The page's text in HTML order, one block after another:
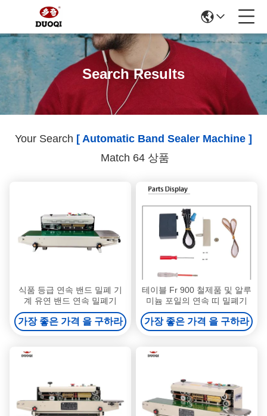
Search Results
Your Search [ Automatic Band Sealer Machine ]
Match 64 상품
식품 등급 연속 밴드 밀폐 기
계 유연 밴드 연속 밀폐기
가장 좋은 가격 을 구하라
테이블 Fr 900 철제품 및 알루
미늄 포일의 연속 띠 밀폐기
가장 좋은 가격 을 구하라